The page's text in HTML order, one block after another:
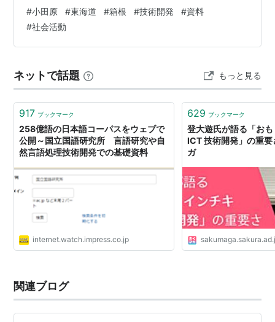
る。茅ヶ崎や藤沢よりもずっと古風な街である。 会社時
代も小田原市内に在住した経験はあったが、担当した仕
事が面白くなく、忙しく、駅前で何度か歓迎会や忘年会
競争で疲弊しており、仲間の意気は上がらなかった。そ
して、休日は、未来が見え難く、意識が外に向かず、…
#小田原 #東海道 #箱根 #技術開発 #資料
#社会活動
ネットで話題 もっと見る
917 ブックマーク
258億語の日本語コーパスをウェブで
公開～国立国語研究所 言語研究や自
然言語処理技術開発での基礎資料
internet.watch.impress.co.jp
629 ブックマーク
登大遊氏が語る「お
ICT 技術開発」の重
ガ
関連ブログ